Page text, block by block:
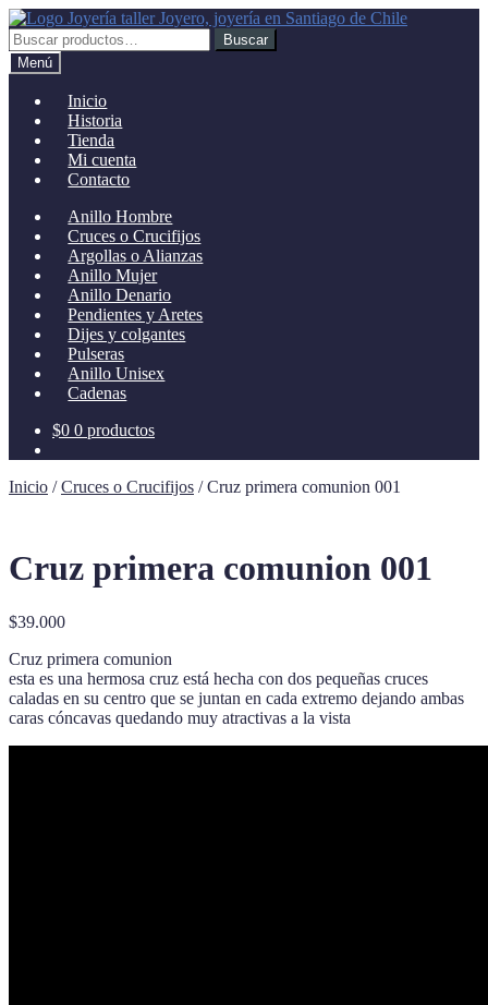
Ir
a
la
navegación
Ir
al
contenido
Buscar
por:
Buscar
Menú
Inicio
Historia
Tienda
Mi cuenta
Contacto
Anillo Hombre
Cruces o Crucifijos
Argollas o Alianzas
Anillo Mujer
Anillo Denario
Pendientes y Aretes
Dijes y colgantes
Pulseras
Anillo Unisex
Cadenas
$0 0 productos
Inicio /Cruces o Crucifijos /Cruz primera comunion 001
Cruz primera comunion 001
$39.000
Cruz primera comunion
esta es una hermosa cruz está hecha con dos pequeñas cruces
caladas en su centro que se juntan en cada extremo dejando ambas
caras cóncavas quedando muy atractivas a la vista